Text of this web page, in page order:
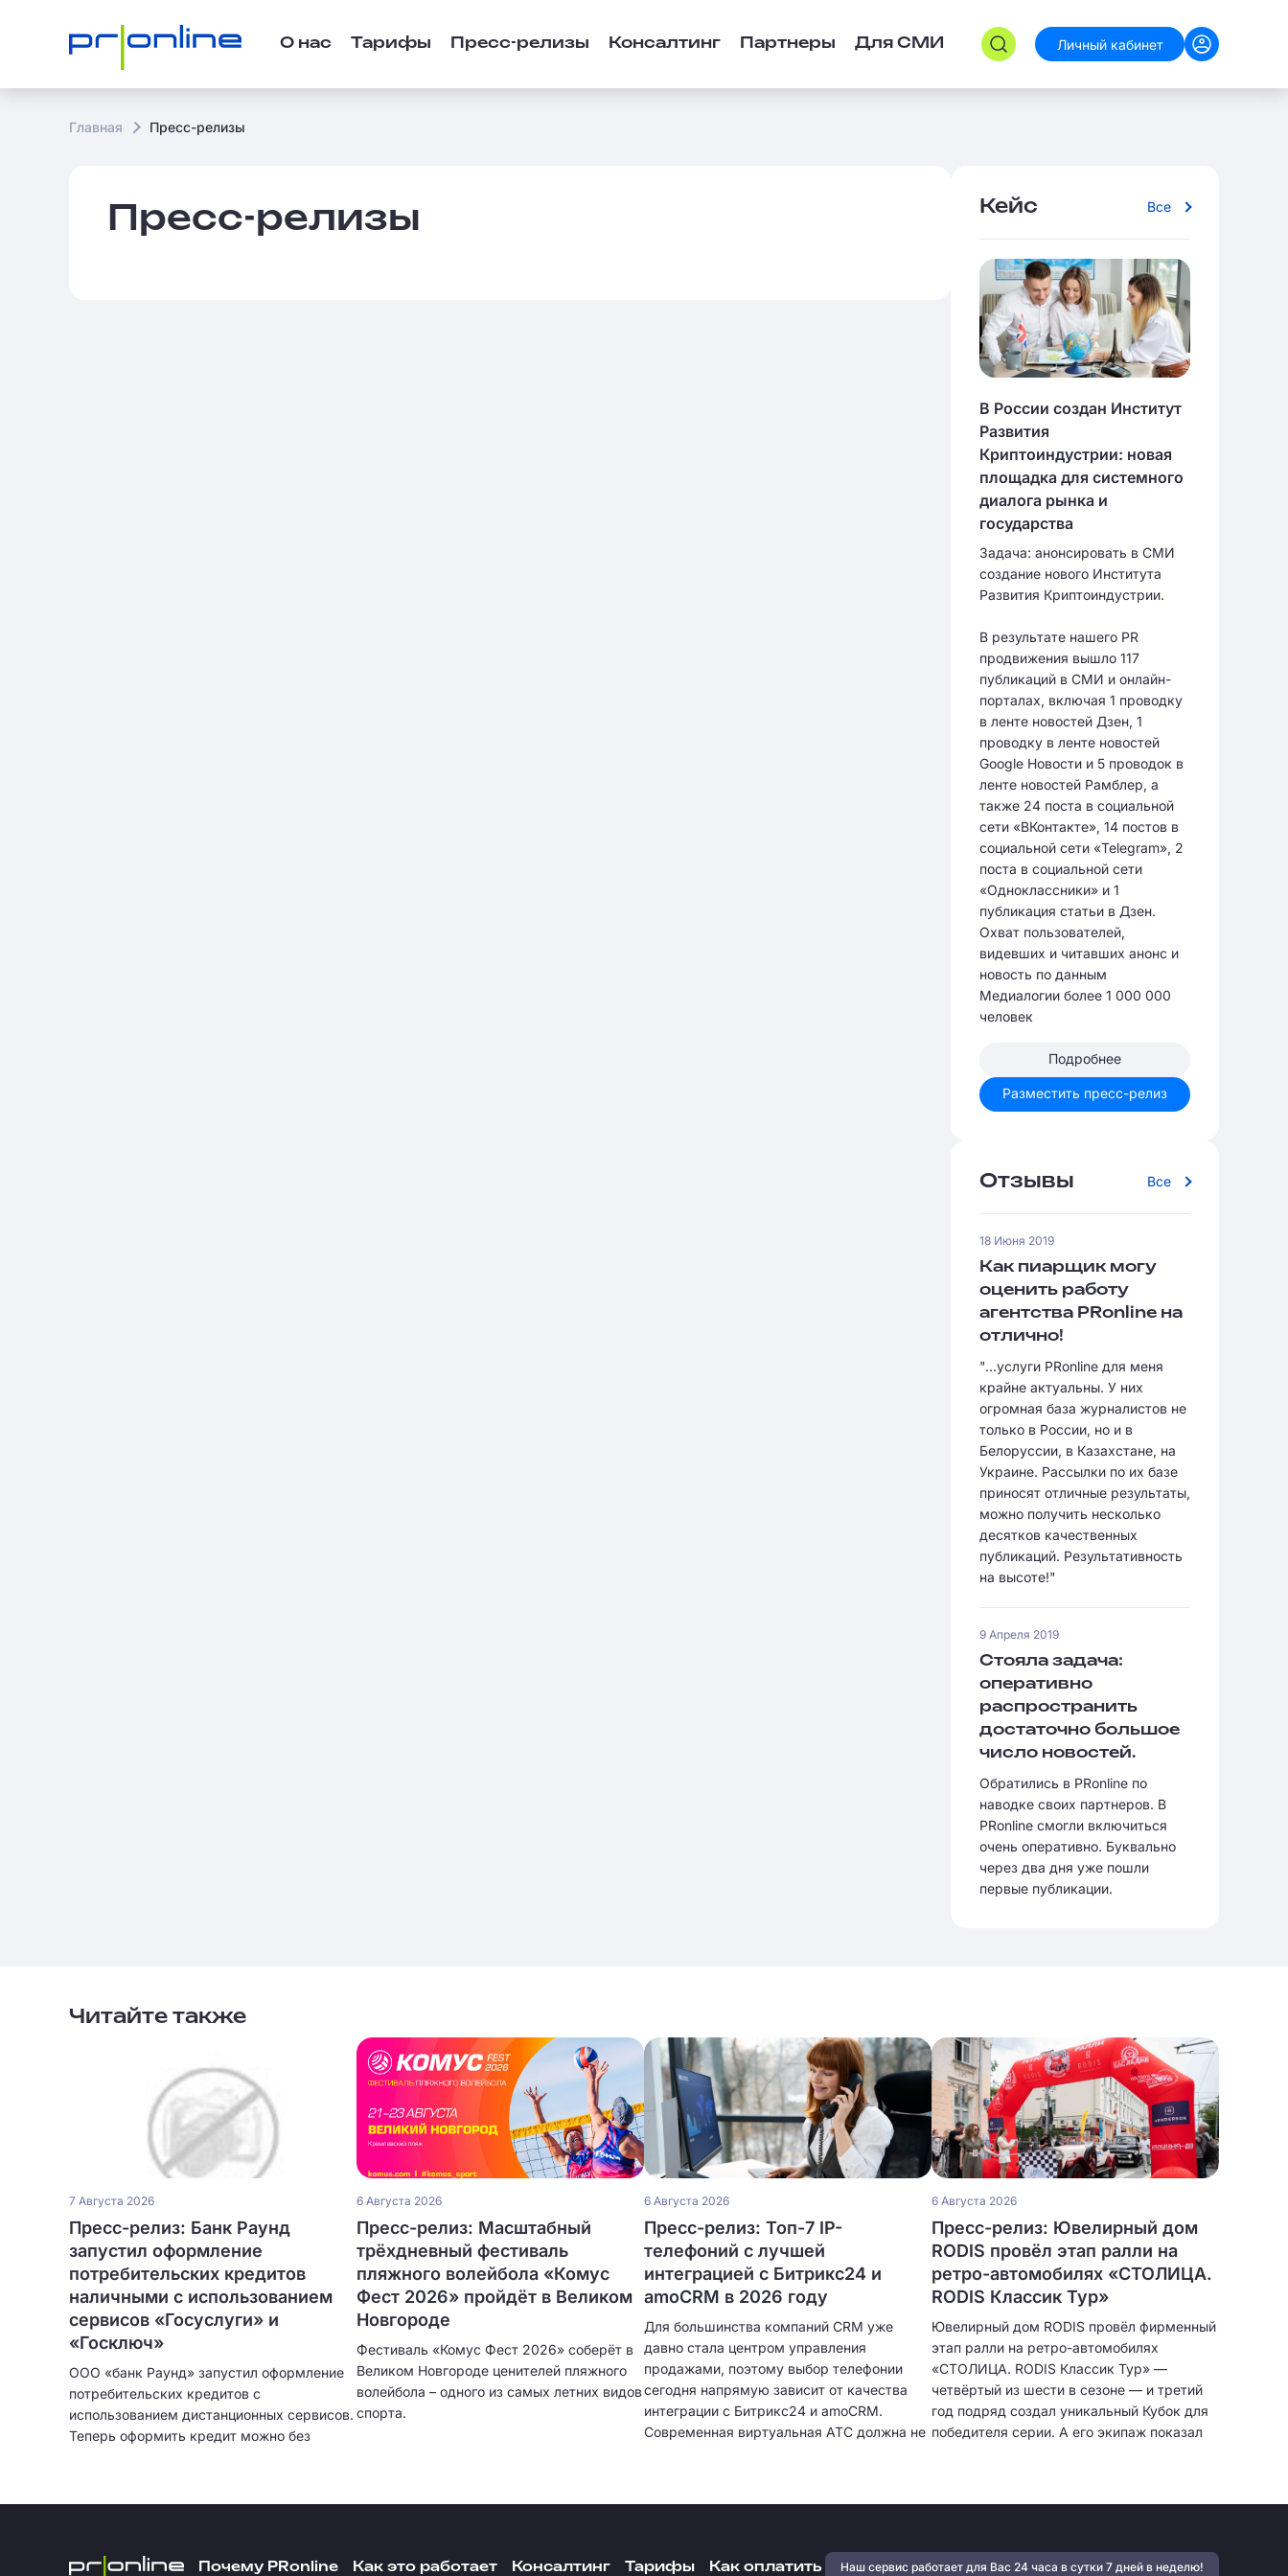
О нас Тарифы Пресс-релизы Консалтинг Партнеры Для СМИ Личный кабинет
Главная Пресс-релизы
Пресс-релизы Кейс Все
В России создан Институт
Развития
Криптоиндустрии: новая
площадка для системного
диалога рынка и
государства
Задача: анонсировать в СМИ
создание нового Института
Развития Криптоиндустрии.
В результате нашего PR
продвижения вышло 117
публикаций в СМИ и онлайн-
порталах, включая 1 проводку
в ленте новостей Дзен, 1
проводку в ленте новостей
Google Новости и 5 проводок в
ленте новостей Рамблер, а
также 24 поста в социальной
сети «ВКонтакте», 14 постов в
социальной сети «Telegram», 2
поста в социальной сети
«Одноклассники» и 1
публикация статьи в Дзен.
Охват пользователей,
видевших и читавших анонс и
новость по данным
Медиалогии более 1 000 000
человек
Подробнее
Разместить пресс-релиз
Отзывы Все
18 Июня 2019
Как пиарщик могу
оценить работу
агентства PRonline на
отлично!
"...услуги PRonline для меня
крайне актуальны. У них
огромная база журналистов не
только в России, но и в
Белоруссии, в Казахстане, на
Украине. Рассылки по их базе
приносят отличные результаты,
можно получить несколько
десятков качественных
публикаций. Результативность
на высоте!"
9 Апреля 2019
Стояла задача:
оперативно
распространить
достаточно большое
число новостей.
Обратились в PRonline по
наводке своих партнеров. В
PRonline смогли включиться
очень оперативно. Буквально
через два дня уже пошли
первые публикации.
Читайте также
7 Августа 2026
Пресс-релиз: Банк Раунд
запустил оформление
потребительских кредитов
наличными с использованием
сервисов «Госуслуги» и
«Госключ»
ООО «банк Раунд» запустил оформление
потребительских кредитов с
использованием дистанционных сервисов.
Теперь оформить кредит можно без
6 Августа 2026
Пресс-релиз: Масштабный
трёхдневный фестиваль
пляжного волейбола «Комус
Фест 2026» пройдёт в Великом
Новгороде
Фестиваль «Комус Фест 2026» соберёт в
Великом Новгороде ценителей пляжного
волейбола – одного из самых летних видов
спорта.
6 Августа 2026
Пресс-релиз: Топ-7 IP-
телефоний с лучшей
интеграцией с Битрикс24 и
amoCRM в 2026 году
Для большинства компаний CRM уже
давно стала центром управления
продажами, поэтому выбор телефонии
сегодня напрямую зависит от качества
интеграции с Битрикс24 и amoCRM.
Современная виртуальная АТС должна не
интеграция, тем меньше ручной работы
6 Августа 2026
Пресс-релиз: Ювелирный дом
RODIS провёл этап ралли на
ретро-автомобилях «СТОЛИЦА.
RODIS Классик Тур»
Ювелирный дом RODIS провёл фирменный
этап ралли на ретро-автомобилях
«СТОЛИЦА. RODIS Классик Тур» —
четвёртый из шести в сезоне — и третий
год подряд создал уникальный Кубок для
победителя серии. А его экипаж показал
Почему PRonline Как это работает Консалтинг Тарифы Как оплатить Наш сервис работает для Вас 24 часа в сутки 7 дней в неделю!